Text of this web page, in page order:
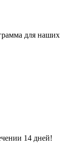
для наших
14 дней!